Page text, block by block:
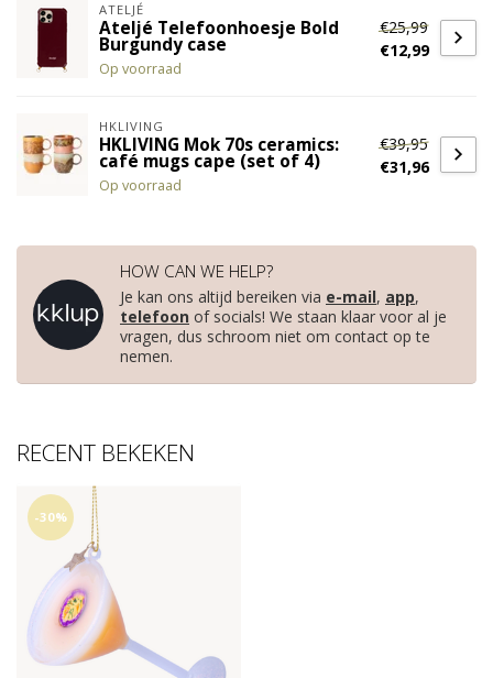
ATELJÉ
Ateljé Telefoonhoesje Bold
Burgundy case
Op voorraad
€25,99
€12,99
HKLIVING
HKLIVING Mok 70s ceramics:
café mugs cape (set of 4)
Op voorraad
€39,95
€31,96
HOW CAN WE HELP?
Je kan ons altijd bereiken via e-mail, app,
telefoon of socials! We staan klaar voor al je
vragen, dus schroom niet om contact op te
nemen.
RECENT BEKEKEN
-30%